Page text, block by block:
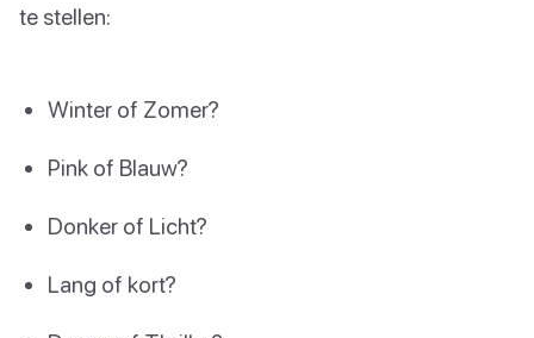
te stellen:
Winter of Zomer?
Pink of Blauw?
Donker of Licht?
Lang of kort?